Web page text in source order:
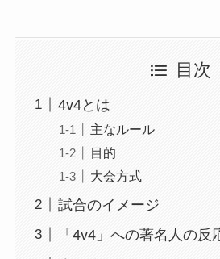
目次
4v4とは
主なルール
目的
大会方式
試合のイメージ
「4v4」への著名人の反